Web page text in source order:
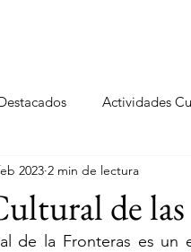
Actividades
Oaxaca
de
2023 2 min de lectura
de la Fronteras es un